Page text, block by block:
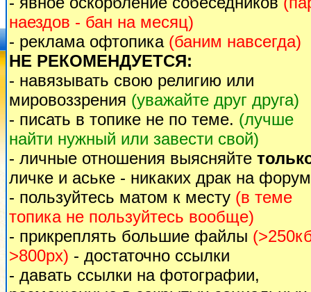
наездов - бан на месяц)
- реклама офтопика (баним навсегда)
НЕ РЕКОМЕНДУЕТСЯ:
- навязывать свою религию или
мировоззрения (уважайте друг друга)
- писать в топике не по теме. (лучше
найти нужный или завести свой)
- личные отношения выясняйте
личке и аське - никаких драк на
- пользуйтесь матом к месту (в теме
топика не пользуйтесь вообще)
- прикреплять большие файлы
>800px) - достаточно ссылки
- давать ссылки на фотографии,